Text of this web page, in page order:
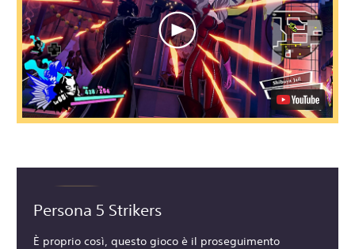
Persona 5 Strikers
È proprio così, questo gioco è il proseguimento